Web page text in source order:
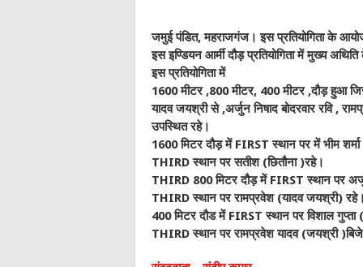
जमुई पंडित, महराजगंज।इस प्रतियोगिता के
इस इण्डियन आर्मी दौड़ प्रतियोगिता में मुख्य
इस प्रतियोगिता में
1600 मीटर ,800 मीटर, 400 मीटर ,दौड़ हुआ
यादव जयश्री से ,अर्जुन निषाद बोदरवार रवि ,
उपस्थित रहे।
1600 मिटर दौड़ में FIRST स्थान पर में भीम
THIRD स्थान पर सतीश (छितौना )रहे।
THIRD 800 मिटर दौड़ में FIRST स्थान पर
THIRD स्थान पर रामप्रवेश (यादव जयश्री) रहे।
400 मिटर दौड में FIRST स्थान पर विशाल
THIRD स्थान पर रामप्रवेश यादव (जयश्री